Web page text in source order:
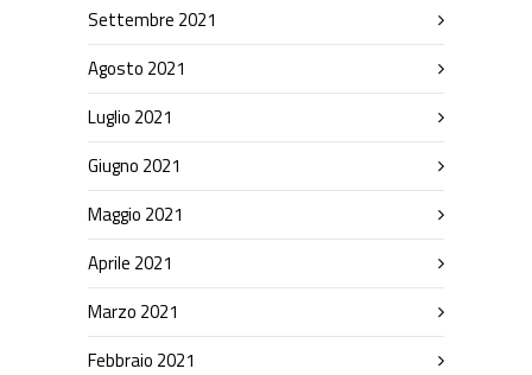
Settembre 2021
Agosto 2021
Luglio 2021
Giugno 2021
Maggio 2021
Aprile 2021
Marzo 2021
Febbraio 2021